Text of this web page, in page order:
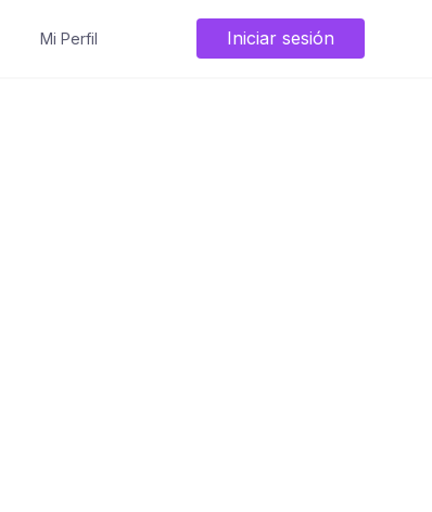
Mi Perfil Iniciar sesión